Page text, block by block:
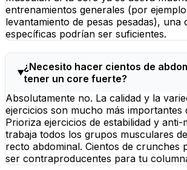
entrenamientos generales (por
levantamiento de pesas pesadas), una
específicas podrían ser suficientes.
¿Necesito hacer cientos de
tener un core fuerte?
Absolutamente no. La calidad y la
ejercicios son mucho más importantes
Prioriza ejercicios de estabilidad y anti-
trabaja todos los grupos musculares
recto abdominal. Cientos de crunches
ser contraproducentes para tu